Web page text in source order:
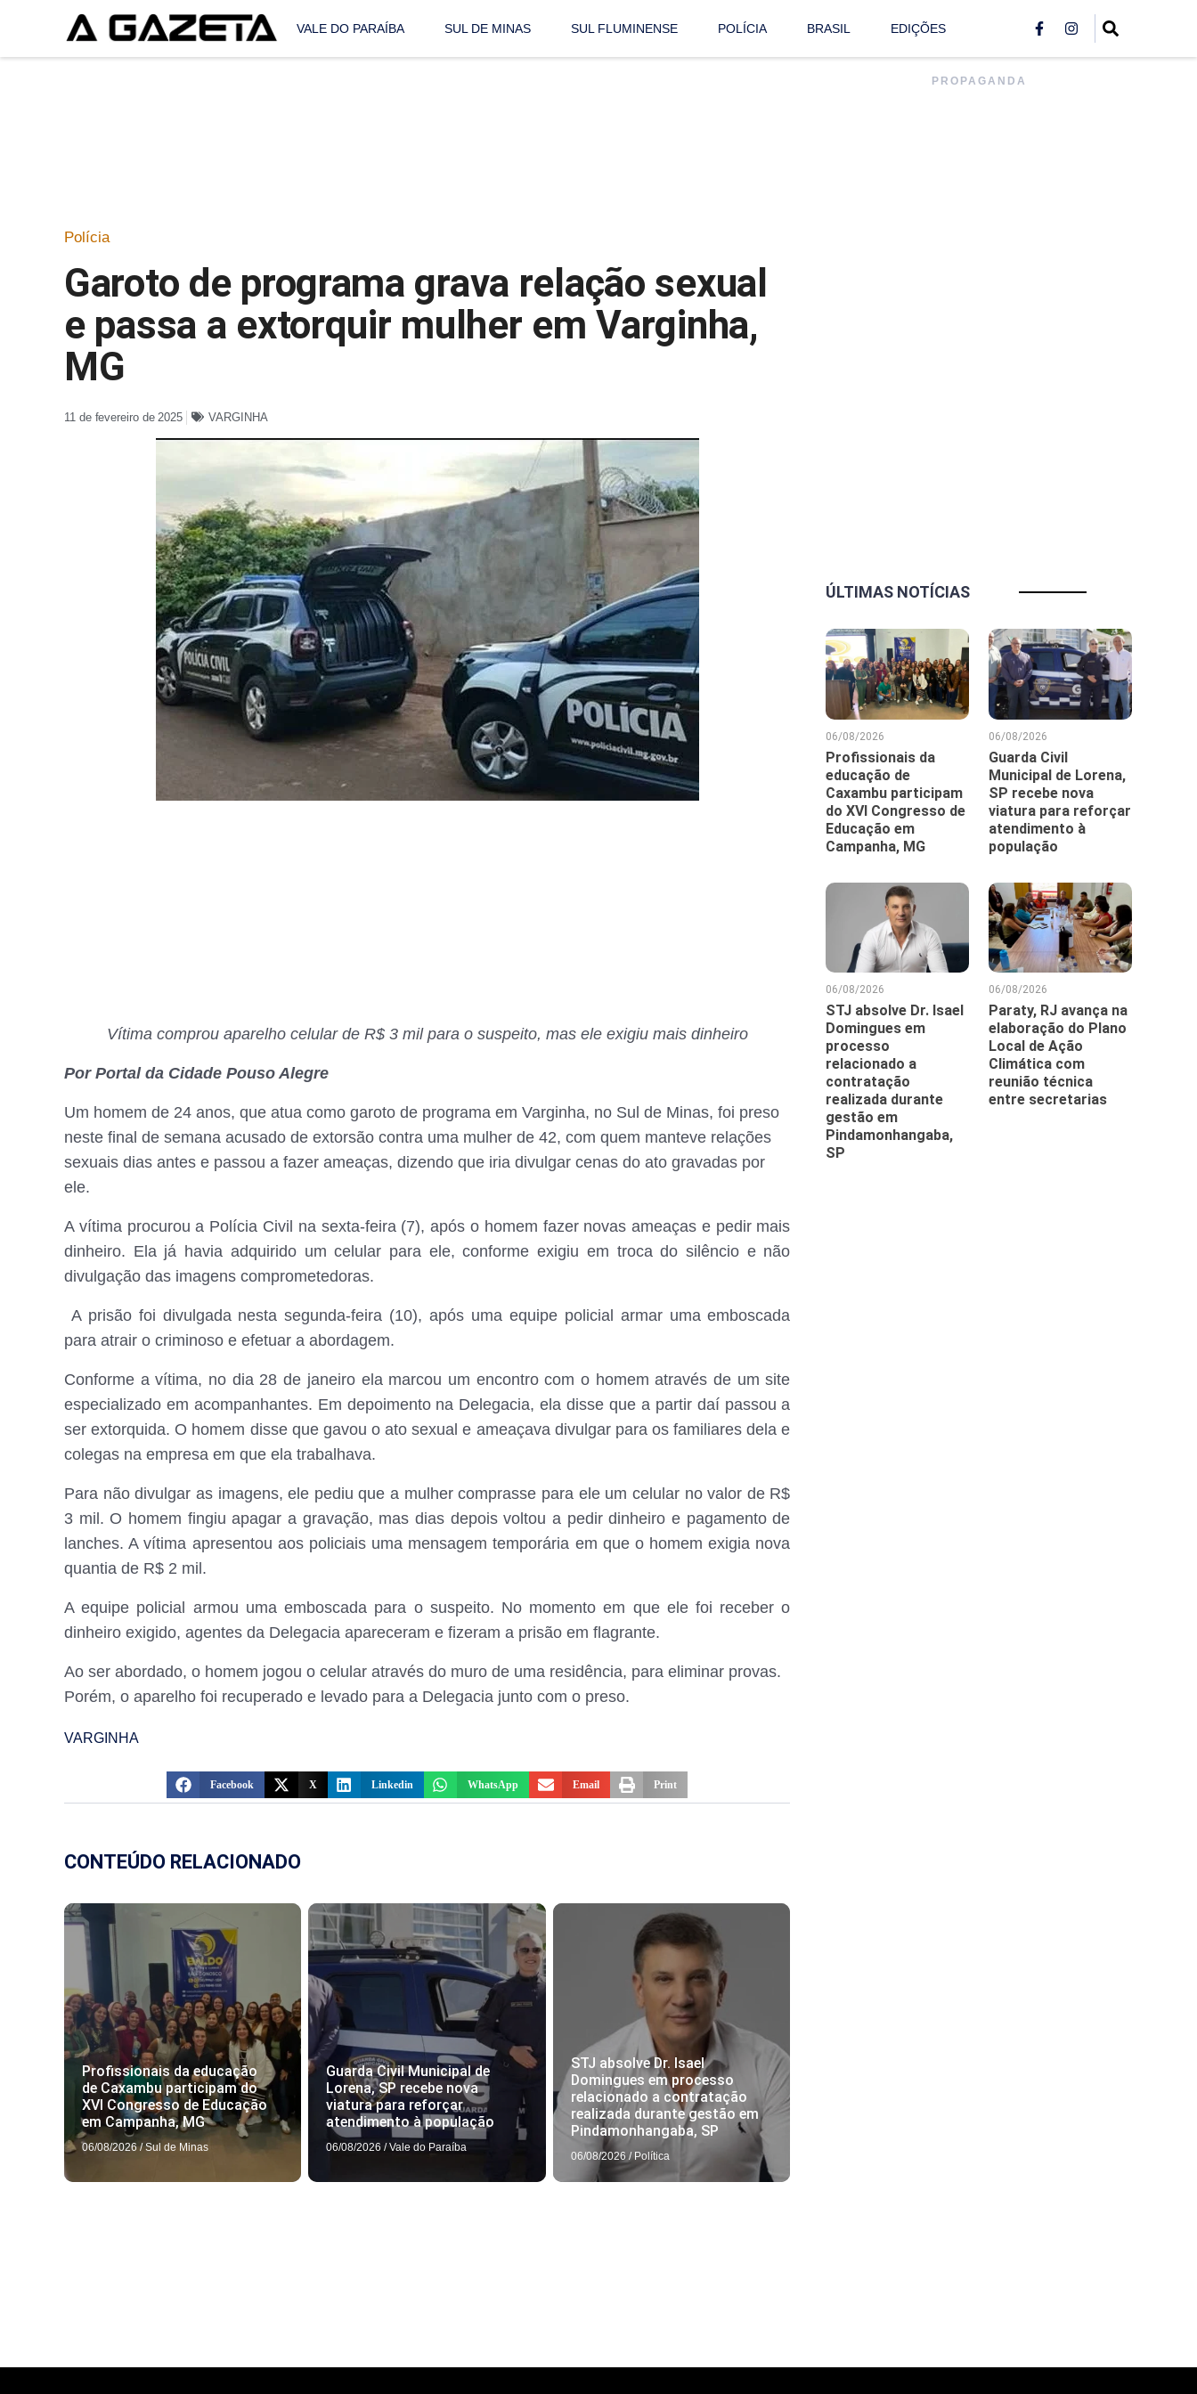
VALE DO PARAÍBA SUL DE MINAS SUL FLUMINENSE POLÍCIA BRASIL EDIÇÕES
Polícia
Garoto de programa grava relação sexual
e passa a extorquir mulher em Varginha,
MG
11 de fevereiro de 2025 VARGINHA
Vítima comprou aparelho celular de R$ 3 mil para o suspeito, mas ele exigiu mais dinheiro
Por Portal da Cidade Pouso Alegre
Um homem de 24 anos, que atua como garoto de programa em Varginha, no Sul de Minas, foi preso
neste final de semana acusado de extorsão contra uma mulher de 42, com quem manteve relações
sexuais dias antes e passou a fazer ameaças, dizendo que iria divulgar cenas do ato gravadas por
ele.
A vítima procurou a Polícia Civil na sexta-feira (7), após o homem fazer novas ameaças e pedir mais
dinheiro. Ela já havia adquirido um celular para ele, conforme exigiu em troca do silêncio e não
divulgação das imagens comprometedoras.
A prisão foi divulgada nesta segunda-feira (10), após uma equipe policial armar uma emboscada
para atrair o criminoso e efetuar a abordagem.
Conforme a vítima, no dia 28 de janeiro ela marcou um encontro com o homem através de um site
especializado em acompanhantes. Em depoimento na Delegacia, ela disse que a partir daí passou a
ser extorquida. O homem disse que gavou o ato sexual e ameaçava divulgar para os familiares dela e
colegas na empresa em que ela trabalhava.
Para não divulgar as imagens, ele pediu que a mulher comprasse para ele um celular no valor de R$
3 mil. O homem fingiu apagar a gravação, mas dias depois voltou a pedir dinheiro e pagamento de
lanches. A vítima apresentou aos policiais uma mensagem temporária em que o homem exigia nova
quantia de R$ 2 mil.
A equipe policial armou uma emboscada para o suspeito. No momento em que ele foi receber o
dinheiro exigido, agentes da Delegacia apareceram e fizeram a prisão em flagrante.
Ao ser abordado, o homem jogou o celular através do muro de uma residência, para eliminar provas.
Porém, o aparelho foi recuperado e levado para a Delegacia junto com o preso.
VARGINHA
Facebook X Linkedin WhatsApp Email Print
CONTEÚDO RELACIONADO
Profissionais da educação
de Caxambu participam do
XVI Congresso de Educação
em Campanha, MG
06/08/2026 / Sul de Minas
Guarda Civil Municipal de
Lorena, SP recebe nova
viatura para reforçar
atendimento à população
06/08/2026 / Vale do Paraíba
STJ absolve Dr. Isael
Domingues em processo
relacionado a contratação
realizada durante gestão em
Pindamonhangaba, SP
06/08/2026 / Política
PROPAGANDA
ÚLTIMAS NOTÍCIAS
06/08/2026
Profissionais da
educação de
Caxambu participam
do XVI Congresso de
Educação em
Campanha, MG
06/08/2026
Guarda Civil
Municipal de Lorena,
SP recebe nova
viatura para reforçar
atendimento à
população
06/08/2026
STJ absolve Dr. Isael
Domingues em
processo
relacionado a
contratação
realizada durante
gestão em
Pindamonhangaba,
SP
06/08/2026
Paraty, RJ avança na
elaboração do Plano
Local de Ação
Climática com
reunião técnica
entre secretarias